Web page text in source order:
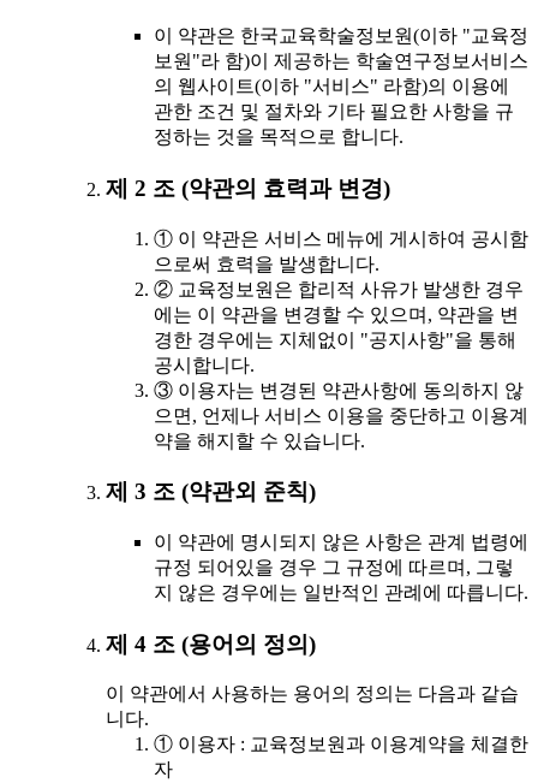
이 약관은 한국교육학술정보원(이하 "교육정
보원"라 함)이 제공하는 학술연구정보서비스
의 웹사이트(이하 "서비스" 라함)의 이용에
관한 조건 및 절차와 기타 필요한 사항을 규
정하는 것을 목적으로 합니다.
제 2 조 (약관의 효력과 변경)
① 이 약관은 서비스 메뉴에 게시하여 공시함
으로써 효력을 발생합니다.
② 교육정보원은 합리적 사유가 발생한 경우
에는 이 약관을 변경할 수 있으며, 약관을 변
경한 경우에는 지체없이 "공지사항"을 통해
공시합니다.
③ 이용자는 변경된 약관사항에 동의하지 않
으면, 언제나 서비스 이용을 중단하고 이용계
약을 해지할 수 있습니다.
제 3 조 (약관외 준칙)
이 약관에 명시되지 않은 사항은 관계 법령에
규정 되어있을 경우 그 규정에 따르며, 그렇
지 않은 경우에는 일반적인 관례에 따릅니다.
제 4 조 (용어의 정의)
이 약관에서 사용하는 용어의 정의는 다음과 같습
니다.
① 이용자 : 교육정보원과 이용계약을 체결한
자